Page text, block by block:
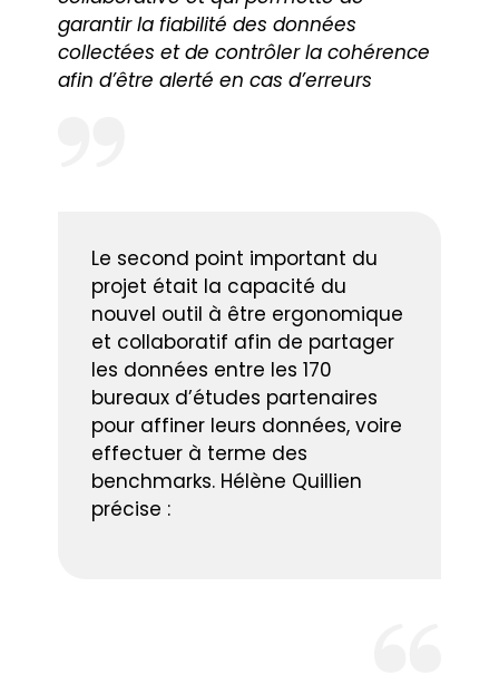
garantir la fiabilité des données
collectées et de contrôler la cohérence
afin d’être alerté en cas d’erreurs
Le second point important du
projet était la capacité du
nouvel outil à être ergonomique
et collaboratif afin de partager
les données entre les 170
bureaux d’études partenaires
pour affiner leurs données, voire
effectuer à terme des
benchmarks. Hélène Quillien
précise :